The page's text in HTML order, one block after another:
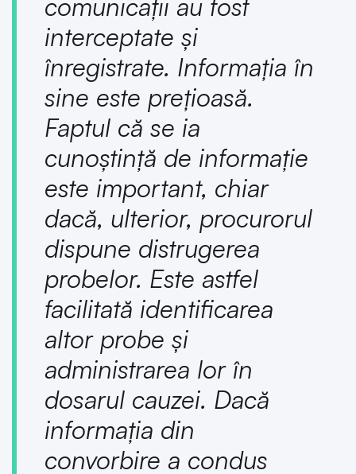
interceptate și
înregistrate. Informația în
sine este prețioasă.
Faptul că se ia
cunoștință de informație
este important, chiar
dacă, ulterior, procurorul
dispune distrugerea
probelor. Este astfel
facilitată identificarea
altor probe și
administrarea lor în
dosarul cauzei. Dacă
informația din
convorbire a condus